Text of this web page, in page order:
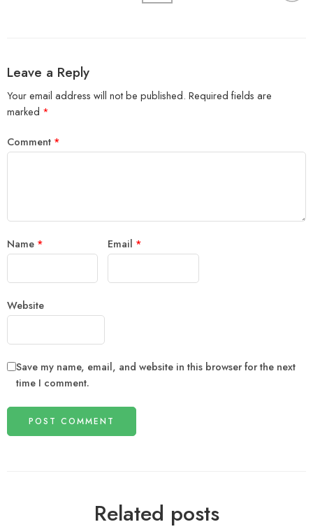
Leave a Reply
Your email address will not be published. Required fields are
marked *
Comment *
Name * Email *
Website
Save my name, email, and website in this browser for the next
time I comment.
Related posts